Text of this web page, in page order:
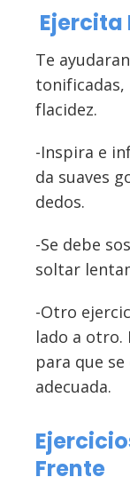
Ejercita
Te
tonificadas,
flacidez.
-Inspira e
da suaves
dedos.
-Se debe
soltar
-Otro
lado a otro.
para que
adecuada.
Frente